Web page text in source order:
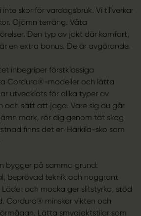
inte skor för vardagsbruk. Vi tillverkar
Ojämn terräng. Våta
Den typ av jakt där komfort,
en extra bonus. De är avgörande.
inbegriper förstklassiga
Cordura®-modeller och lätta
utvecklats för olika typer av
och sätt att jaga. Vare sig du går
mark, rör dig genom tät skog
finns det en Härkila-sko som
bygger på samma grund:
beprövad teknik och noggrant
och mocka ger slitstyrka, stöd
Cordura® minskar vikten och
Lätta smygjaktstilar som